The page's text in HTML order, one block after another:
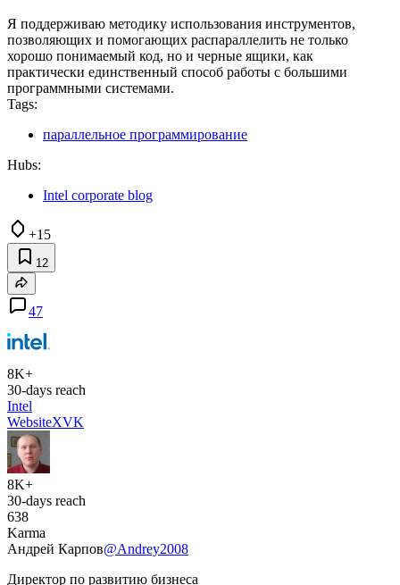
Я поддерживаю методику использования инструментов,
позволяющих и помогающих распараллелить не только
хорошо понимаемый код, но и черные ящики, как
практически единственный способ работы с большими
программными системами.
Tags:
параллельное программирование
Hubs:
Intel corporate blog
+15
12
47
8K+
30-days reach
Intel
WebsiteXVK
8K+
30-days reach
638
Karma
Андрей Карпов@Andrey2008
Директор по развитию бизнеса